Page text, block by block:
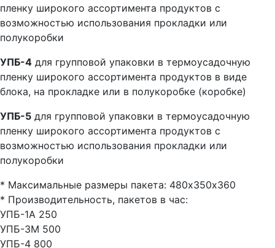
пленку широкого ассортимента продуктов с
возможностью использования прокладки или
полукоробки
УПБ-4 для групповой упаковки в термоусадочную
пленку широкого ассортимента продуктов в виде
блока, на прокладке или в полукоробке (коробке)
УПБ-5 для групповой упаковки в термоусадочную
пленку широкого ассортимента продуктов с
возможностью использования прокладки или
полукоробки
* Максимальные размеры пакета: 480х350х360
* Производительность, пакетов в час:
УПБ-1А 250
УПБ-3М 500
УПБ-4 800